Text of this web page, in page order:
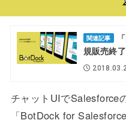
関連記事
規販売終
チャットUIでSalesforce
「BotDock for